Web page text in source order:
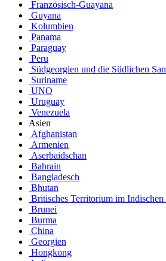
Französisch-Guayana
Guyana
Kolumbien
Panama
Paraguay
Peru
Südgeorgien und die Südlichen
Suriname
UNO
Uruguay
Venezuela
Asien
Afghanistan
Armenien
Aserbaidschan
Bahrain
Bangladesch
Bhutan
Britisches Territorium im Indischen
Brunei
Burma
China
Georgien
Hongkong